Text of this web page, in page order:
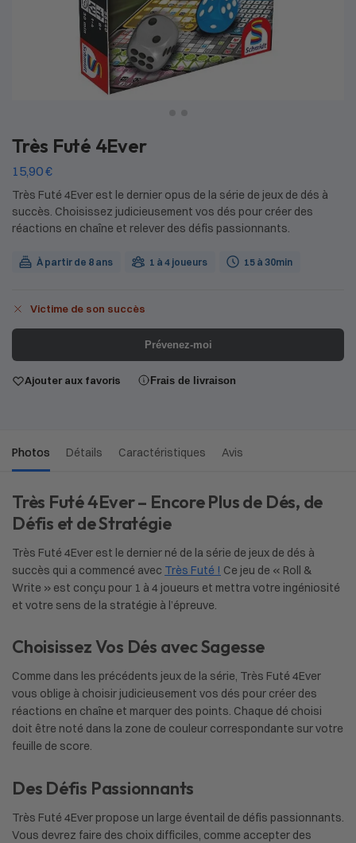
Très Futé 4Ever
15,90€
Très Futé 4Ever est le dernier opus de la série de jeux de dés à
succès. Choisissez judicieusement vos dés pour créer des
réactions en chaîne et relever des défis passionnants.
À partir de 8 ans 1 à 4 joueurs 15 à 30min
Victime de son succès
Prévenez-moi
Ajouter aux favoris Frais de livraison
Photos Détails Caractéristiques Avis
Très Futé 4Ever – Encore Plus de Dés, de
Défis et de Stratégie
Très Futé 4Ever est le dernier né de la série de jeux de dés à
succès qui a commencé avec Très Futé ! Ce jeu de « Roll &
Write » est conçu pour 1 à 4 joueurs et mettra votre ingéniosité
et votre sens de la stratégie à l’épreuve.
Choisissez Vos Dés avec Sagesse
Comme dans les précédents jeux de la série, Très Futé 4Ever
vous oblige à choisir judicieusement vos dés pour créer des
réactions en chaîne et marquer des points. Chaque dé choisi
doit être noté dans la zone de couleur correspondante sur votre
feuille de score.
Des Défis Passionnants
Très Futé 4Ever propose un large éventail de défis passionnants.
Vous devrez faire des choix difficiles, comme accepter des